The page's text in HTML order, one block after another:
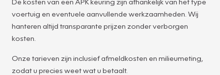
voertuig en eventuele aanvullende werkzaamheden. Wij
hanteren altijd transparante prijzen zonder verborgen
kosten.
Onze tarieven zijn inclusief afmeldkosten en milieumeting,
zodat u precies weet wat u betaalt.